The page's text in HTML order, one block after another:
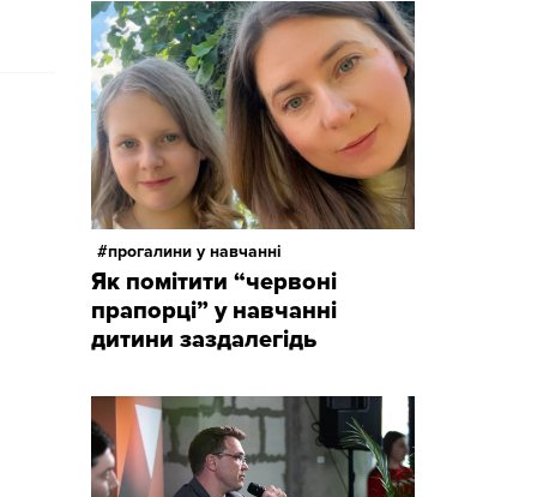
прогалини у навчанні
Як помітити “червоні
прапорці” у навчанні
дитини заздалегідь